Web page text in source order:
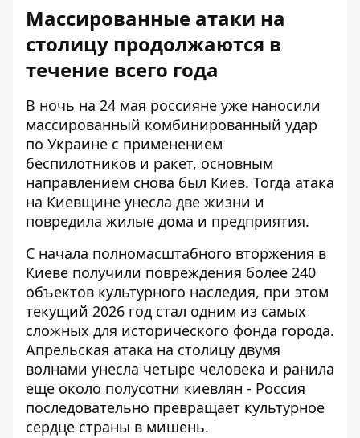
Массированные атаки на
столицу продолжаются в
течение всего года
В ночь на 24 мая россияне уже наносили
массированный комбинированный удар
по Украине с применением
беспилотников и ракет, основным
направлением снова был Киев. Тогда атака
на Киевщине унесла две жизни и
повредила жилые дома и предприятия.
С начала полномасштабного вторжения в
Киеве получили повреждения более 240
объектов культурного наследия, при этом
текущий 2026 год стал одним из самых
сложных для исторического фонда города.
Апрельская атака на столицу двумя
волнами унесла четыре человека и ранила
еще около полусотни киевлян - Россия
последовательно превращает культурное
сердце страны в мишень.